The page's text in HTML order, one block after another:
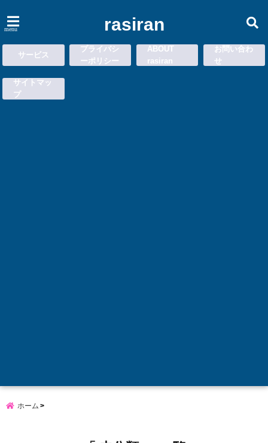
menu rasiran
サービス
プライバシ
ーポリシー
ABOUT
rasiran
お問い合わ
せ
サイトマッ
プ
ホーム